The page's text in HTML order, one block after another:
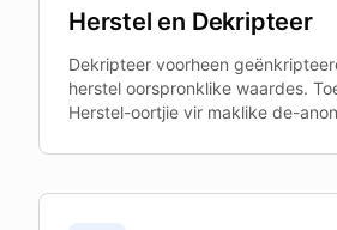
Herstel en Dekripteer
Dekripteer voorheen
herstel oorspronklike waardes.
Herstel-oortjie vir maklike de-